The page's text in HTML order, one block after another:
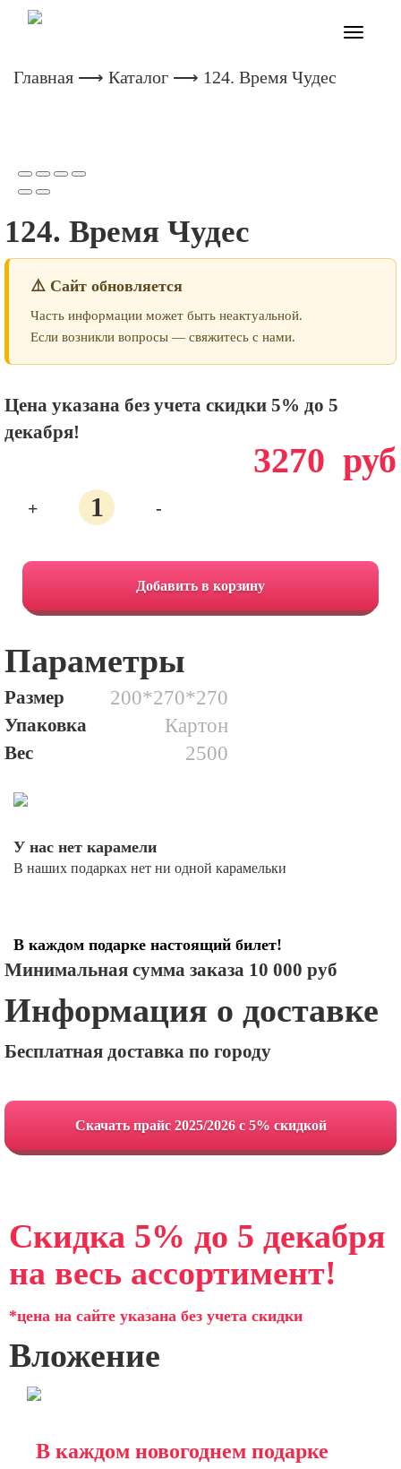
Toggle
Главная ⟶ Каталог ⟶ 124. Время Чудес
124. Время Чудес
⚠️ Сайт обновляется
Часть информации может быть неактуальной.
Если возникли вопросы — свяжитесь с нами.
Цена указана без учета скидки 5% до 5
декабря!
3270 руб
+ Количество
Чудес
-
Добавить в корзину
Параметры
Размер 200*270*270
Упаковка Картон
Вес 2500
У нас нет карамели
В наших подарках нет ни одной карамельки
В каждом подарке настоящий билет!
Минимальная сумма заказа 10 000 руб
Информация о доставке
Бесплатная доставка по городу
Cкачать прайс 2025/2026 с 5% скидкой
Скидка 5% до 5 декабря
на весь ассортимент!
*цена на сайте указана без учета скидки
Вложение
В каждом новогоднем подарке